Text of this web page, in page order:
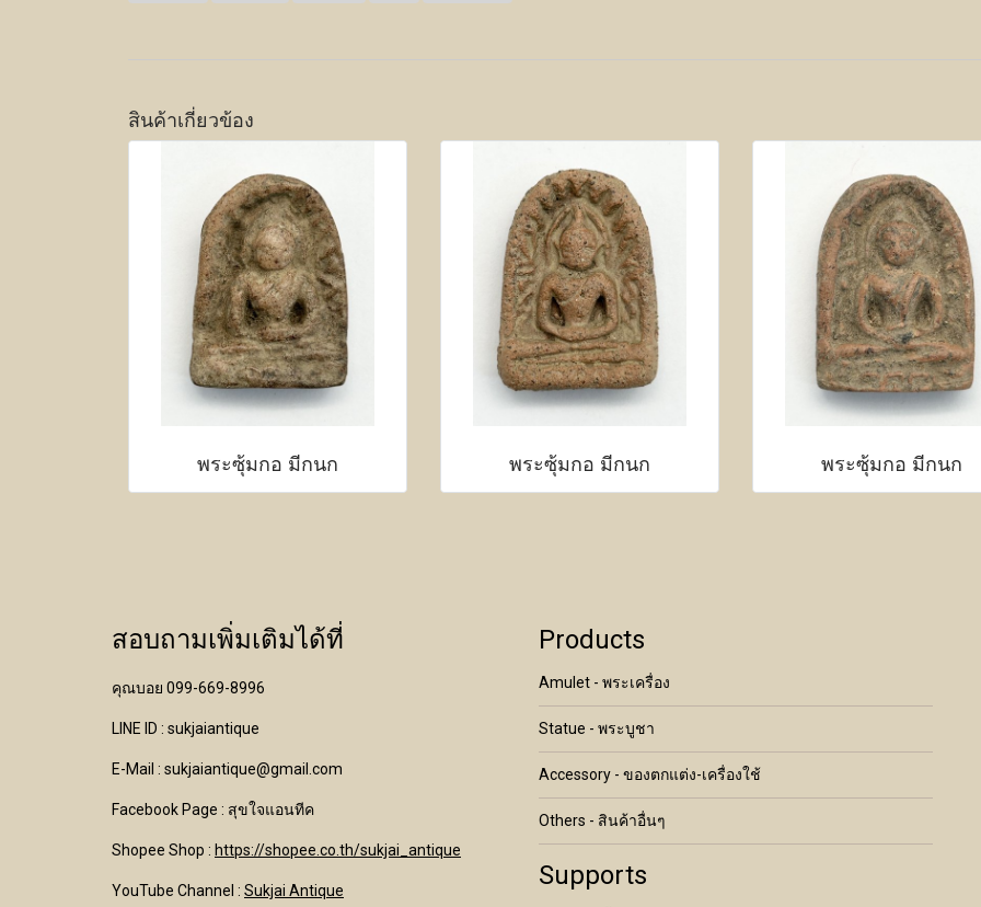
สินค้าเกี่ยวข้อง
พระซุ้มกอ มีกนก พระซุ้มกอ มีกนก พระซุ้มกอ มีกนก
สอบถามเพิ่มเติมได้ที่
คุณบอย 099-669-8996
LINE ID : sukjaiantique
E-Mail : sukjaiantique@gmail.com
Facebook Page : สุขใจแอนทีค
Shopee Shop : https://shopee.co.th/sukjai_antique
YouTube Channel : Sukjai Antique
Products
Amulet - พระเครื่อง
Statue - พระบูชา
Accessory - ของตกแต่ง-เครื่องใช้
Others - สินค้าอื่นๆ
Supports